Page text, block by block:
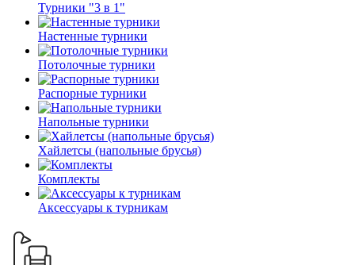
Турники "3 в 1"
Настенные турники
Потолочные турники
Распорные турники
Напольные турники
Хайлетсы (напольные брусья)
Комплекты
Аксессуары к турникам